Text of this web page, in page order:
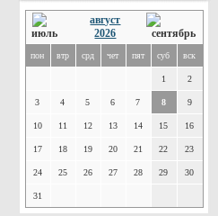
август
2026
пон втр срд чет пят суб вск
1 2
3 4 5 6 7 8 9
10 11 12 13 14 15 16
17 18 19 20 21 22 23
24 25 26 27 28 29 30
31